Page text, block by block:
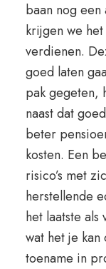
baan nog
krijgen we
verdienen.
goed laten
pak gegeten,
naast dat
beter
kosten. Een
risico’s met
herstellende
het laatste
wat het je
toename in